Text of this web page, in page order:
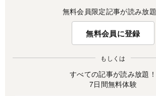
無料会員限定記事が読み放題
無料会員に登録
もしくは
すべての記事が読み放題！
7日間無料体験